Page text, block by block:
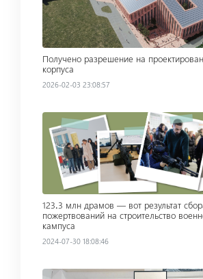
Получено разрешение на
корпуса
2026-02-03 23:08:57
Read more
123․3 млн драмов — вот результат
пожертвований на строительство
кампуса
2024-07-30 18:08:46
Read more